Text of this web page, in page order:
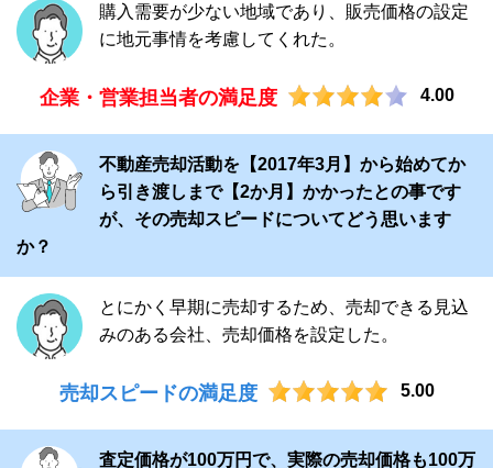
購入需要が少ない地域であり、販売価格の設定
に地元事情を考慮してくれた。
企業・営業担当者の満足度 4.00
不動産売却活動を【2017年3月】から始めてか
ら引き渡しまで【2か月】かかったとの事です
が、その売却スピードについてどう思います
か？
とにかく早期に売却するため、売却できる見込
みのある会社、売却価格を設定した。
売却スピードの満足度 5.00
査定価格が100万円で、実際の売却価格も100万